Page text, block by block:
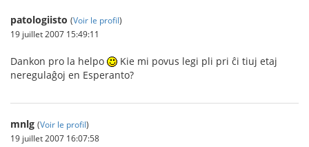
patologiisto (Voir le profil)
19 juillet 2007 15:49:11
Dankon pro la helpo
Kie mi povus legi pli pri ĉi tiuj etaj
neregulaĝoj en Esperanto?
mnlg (Voir le profil)
19 juillet 2007 16:07:58